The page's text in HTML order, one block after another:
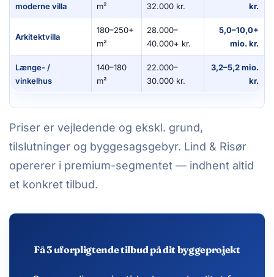
moderne villa
m²
32.000 kr.
kr.
Arkitektvilla
180–250+
m²
28.000–
40.000+ kr.
5,0–10,0+
mio. kr.
Længe- /
vinkelhus
140–180
m²
22.000–
30.000 kr.
3,2–5,2 mio.
kr.
Priser er vejledende og ekskl. grund,
tilslutninger og byggesagsgebyr. Lind & Risør
opererer i premium-segmentet — indhent altid
et konkret tilbud.
Få 3 uforpligtende tilbud på dit byggeprojekt